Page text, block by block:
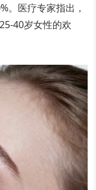
。医疗专家指出，
40岁女性的欢